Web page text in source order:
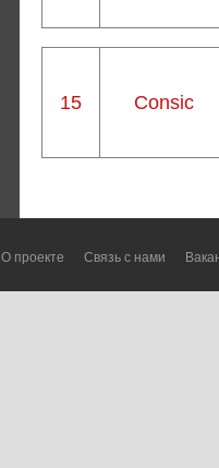
15 Consic
О проекте Связь с нами